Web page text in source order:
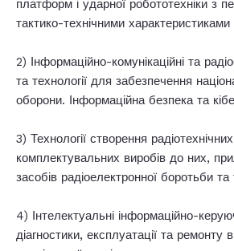
платформ і ударної робототехніки з
тактико-технічними характеристиками
2) Інформаційно-комунікаційні та
та технології для забезпечення
оборони. Інформаційна безпека та
3) Технології створення
комплектувальних виробів до них,
засобів радіоелектронної боротьби та
4) Інтелектуальні інформаційно-
діагностики, експлуатації та ремонту